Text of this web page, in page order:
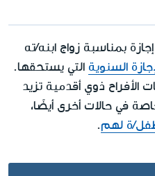
بمناسبة زواج ابنه/ته
السنوية التي يستحقها.
الأفراح ذوي أقدمية تزيد
في حالات أخرى أيضًا،
ة لهم.